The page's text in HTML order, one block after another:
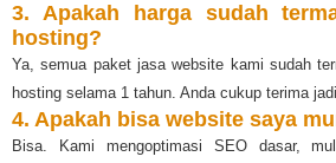
3. Apakah harga sudah
hosting?
Ya, semua paket jasa website kami sudah
hosting selama 1 tahun. Anda cukup terima
4. Apakah bisa website saya
Bisa. Kami mengoptimasi SEO dasar,